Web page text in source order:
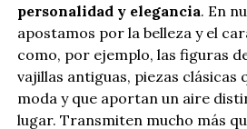
personalidad y elegancia. En
apostamos por la belleza y el
como, por ejemplo, las figuras
vajillas antiguas, piezas clásicas
moda y que aportan un aire
lugar. Transmiten mucho más